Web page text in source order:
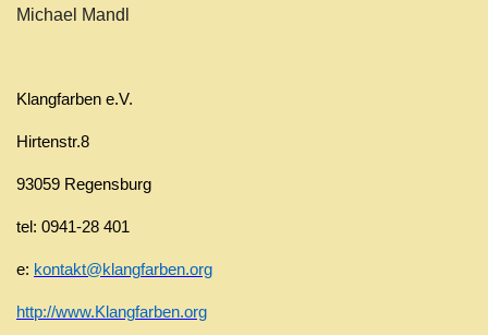
Michael Mandl
Klangfarben e.V.
Hirtenstr.8
93059 Regensburg
tel: 0941-28 401
e: kontakt@klangfarben.org
http://www.Klangfarben.org